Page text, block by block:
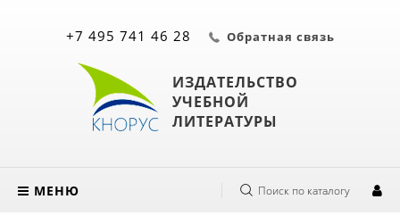
ИЗДАТЕЛЬСТВО
УЧЕБНОЙ
ЛИТЕРАТУРЫ
+7 495 741 46 28 Обратная связь
МЕНЮ Поиск по каталогу